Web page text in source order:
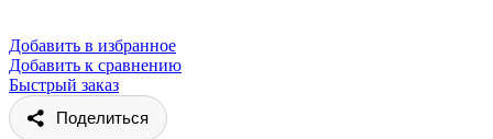
Добавить в избранное
Добавить к сравнению
Быстрый заказ
Поделиться